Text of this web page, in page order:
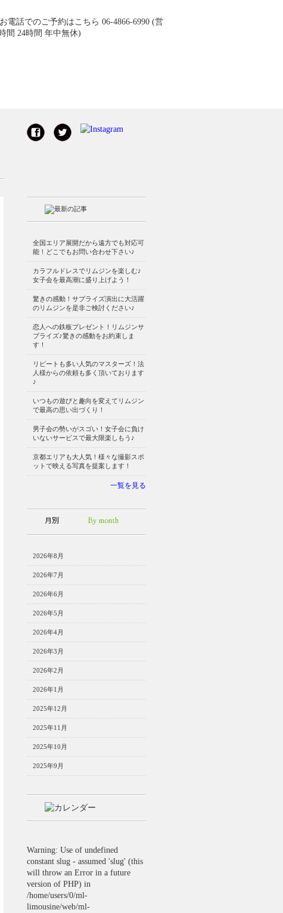
全国エリア展開だから遠方でも対応可
能！どこでもお問い合わせ下さい♪
カラフルドレスでリムジンを楽しむ♪
女子会を最高潮に盛り上げよう！
驚きの感動！サプライズ演出に大活躍
のリムジンを是非ご検討ください♪
恋人への鉄板プレゼント！リムジンサ
プライズ♪驚きの感動をお約束しま
す！
リピートも多い人気のマスターズ！法
人様からの依頼も多く頂いております
♪
いつもの遊びと趣向を変えてリムジン
で最高の思い出づくり！
男子会の勢いがスゴい！女子会に負け
いないサービスで最大限楽しもう♪
京都エリアも大人気！様々な撮影スポ
ットで映える写真を提案します！
一覧を見る
2026年8月
2026年7月
2026年6月
2026年5月
2026年4月
2026年3月
2026年2月
2026年1月
2025年12月
2025年11月
2025年10月
2025年9月
Warning: Use of undefined
constant slug - assumed 'slug' (this
will throw an Error in a future
version of PHP) in
/home/users/0/ml-
limousine/web/ml-